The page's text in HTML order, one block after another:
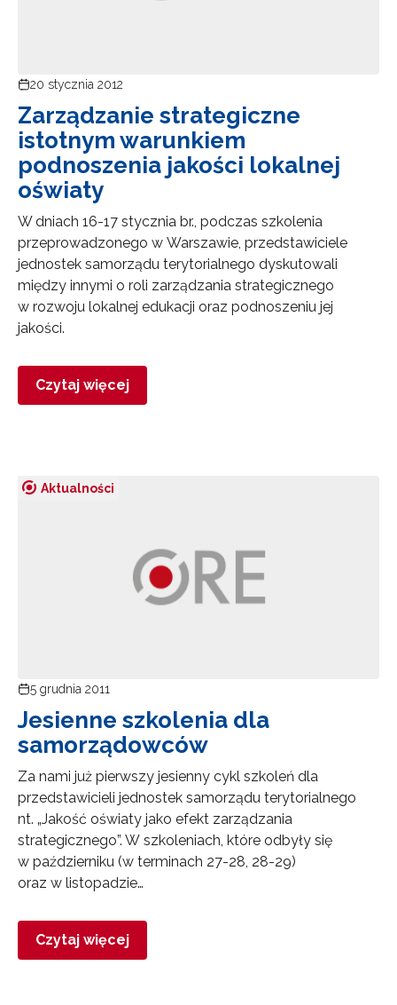
20 stycznia 2012
Zarządzanie strategiczne
istotnym warunkiem
podnoszenia jakości lokalnej
oświaty
W dniach 16-17 stycznia br., podczas szkolenia
przeprowadzonego w Warszawie, przedstawiciele
jednostek samorządu terytorialnego dyskutowali
między innymi o roli zarządzania strategicznego
w rozwoju lokalnej edukacji oraz podnoszeniu jej
jakości.
Czytaj więcej
Aktualności
5 grudnia 2011
Jesienne szkolenia dla
samorządowców
Za nami już pierwszy jesienny cykl szkoleń dla
przedstawicieli jednostek samorządu terytorialnego
nt. „Jakość oświaty jako efekt zarządzania
strategicznego”. W szkoleniach, które odbyły się
w październiku (w terminach 27-28, 28-29)
oraz w listopadzie…
Czytaj więcej